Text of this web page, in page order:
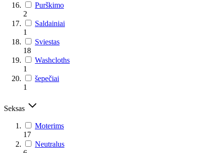
Purškimo
2
Saldainiai
1
Sviestas
18
Washcloths
1
šepečiai
1
Seksas
Moterims
17
Neutralus